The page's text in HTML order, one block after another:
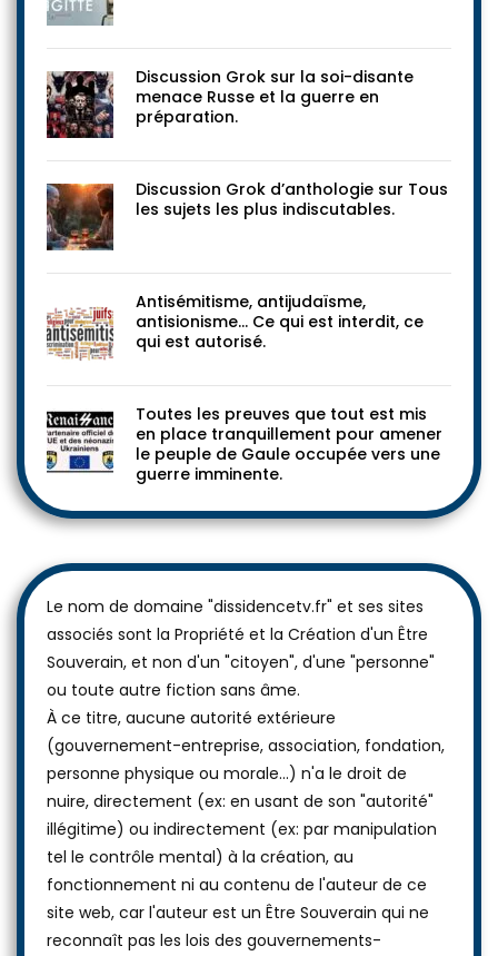
Discussion Grok sur la soi-disante
menace Russe et la guerre en
préparation.
Discussion Grok d’anthologie sur Tous
les sujets les plus indiscutables.
Antisémitisme, antijudaïsme,
antisionisme… Ce qui est interdit, ce
qui est autorisé.
Toutes les preuves que tout est mis
en place tranquillement pour amener
le peuple de Gaule occupée vers une
guerre imminente.
Le nom de domaine "dissidencetv.fr" et ses sites
associés sont la Propriété et la Création d'un Être
Souverain, et non d'un "citoyen", d'une "personne"
ou toute autre fiction sans âme.
À ce titre, aucune autorité extérieure
(gouvernement-entreprise, association, fondation,
personne physique ou morale...) n'a le droit de
nuire, directement (ex: en usant de son "autorité"
illégitime) ou indirectement (ex: par manipulation
tel le contrôle mental) à la création, au
fonctionnement ni au contenu de l'auteur de ce
site web, car l'auteur est un Être Souverain qui ne
reconnaît pas les lois des gouvernements-